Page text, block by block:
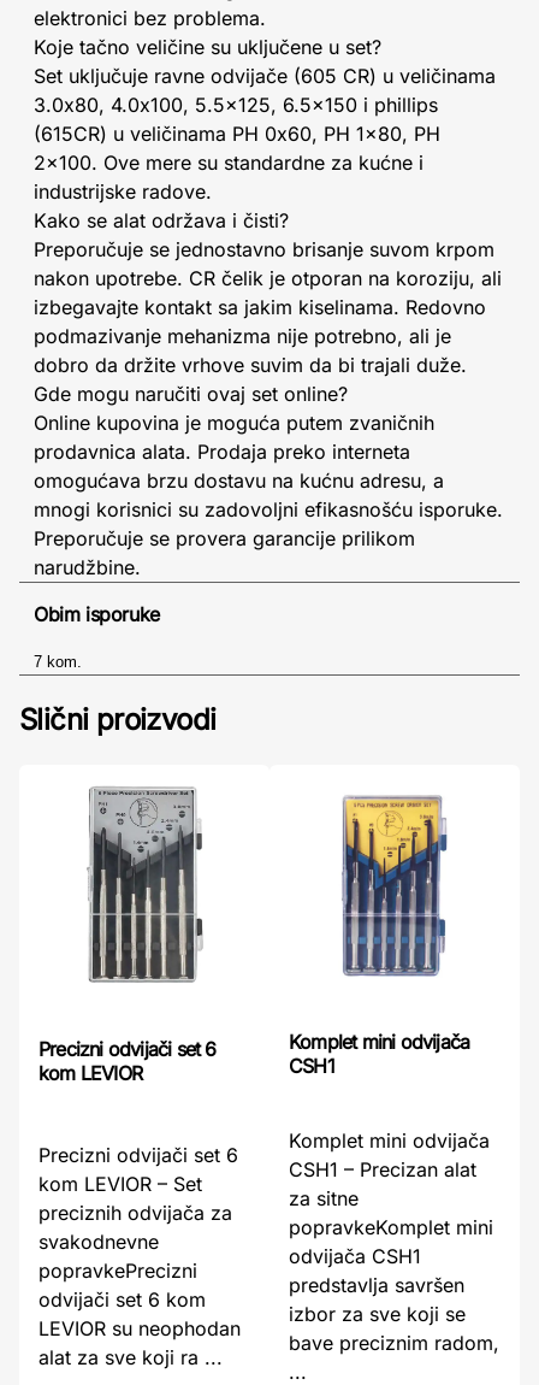
elektronici bez problema.
Koje tačno veličine su uključene u set?
Set uključuje ravne odvijače (605 CR) u veličinama
3.0x80, 4.0x100, 5.5x125, 6.5x150 i phillips
(615CR) u veličinama PH 0x60, PH 1x80, PH
2x100. Ove mere su standardne za kućne i
industrijske radove.
Kako se alat održava i čisti?
Preporučuje se jednostavno brisanje suvom krpom
nakon upotrebe. CR čelik je otporan na koroziju, ali
izbegavajte kontakt sa jakim kiselinama. Redovno
podmazivanje mehanizma nije potrebno, ali je
dobro da držite vrhove suvim da bi trajali duže.
Gde mogu naručiti ovaj set online?
Online kupovina je moguća putem zvaničnih
prodavnica alata. Prodaja preko interneta
omogućava brzu dostavu na kućnu adresu, a
mnogi korisnici su zadovoljni efikasnošću isporuke.
Preporučuje se provera garancije prilikom
narudžbine.
Obim isporuke
7 kom.
Slični proizvodi
Precizni odvijači set 6
kom LEVIOR
Precizni odvijači set 6
kom LEVIOR – Set
preciznih odvijača za
svakodnevne
popravkePrecizni
odvijači set 6 kom
LEVIOR su neophodan
alat za sve koji ra ...
Komplet mini odvijača
CSH1
Komplet mini odvijača
CSH1 – Precizan alat
za sitne
popravkeKomplet mini
odvijača CSH1
predstavlja savršen
izbor za sve koji se
bave preciznim radom,
...